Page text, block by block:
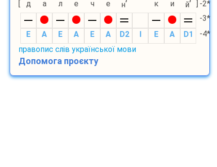
[
д а л е ч е н’ к и й’ ] -2*
-3*
E
A E A E A D2 I E A D1
-4*
правопис слів української мови
Допомога проєкту